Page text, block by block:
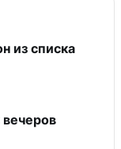
из списка
вечеров